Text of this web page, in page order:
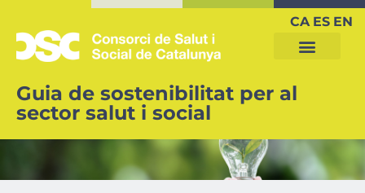
Guia de sostenibilitat per al
sector salut i social
CA ES EN